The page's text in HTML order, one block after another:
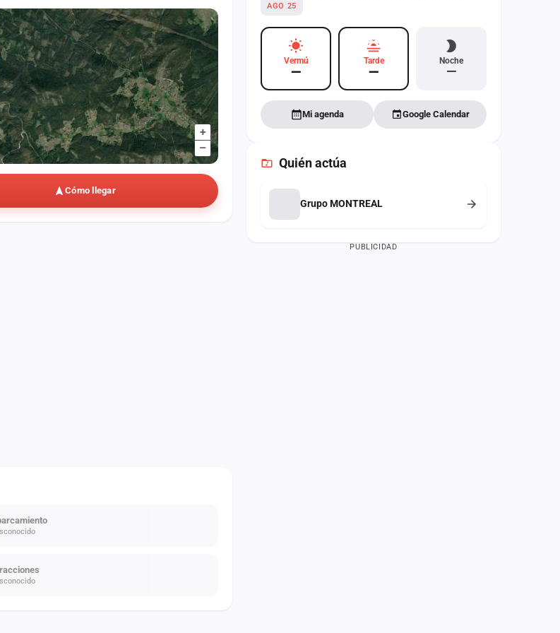
+
–
Cómo llegar
AGO 25
Vermú
—
Tarde
—
Noche
—
Mi agenda Google Calendar
Quién actúa
Grupo MONTREAL
PUBLICIDAD